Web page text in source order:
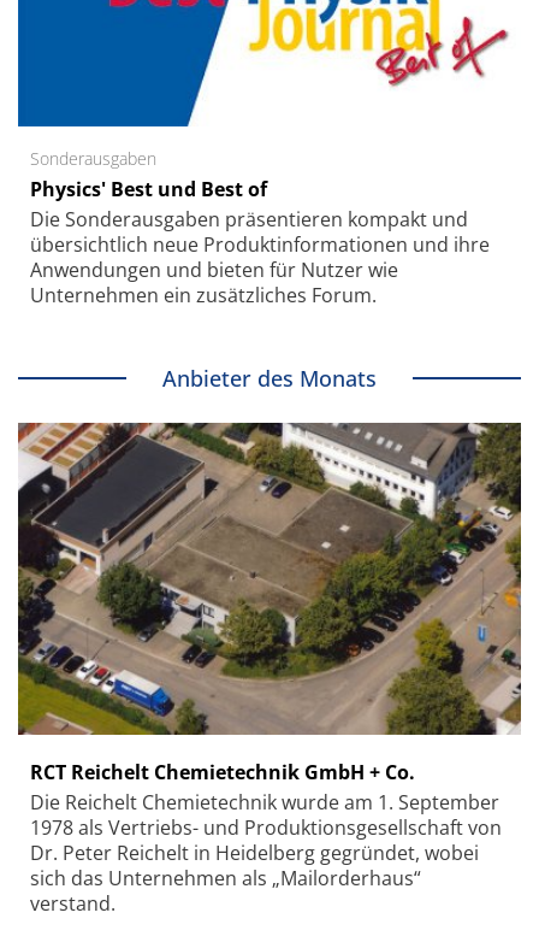
Sonderausgaben
Physics' Best und Best of
Die Sonder­ausgaben präsentieren kompakt und
übersichtlich neue Produkt­informationen und ihre
Anwendungen und bieten für Nutzer wie
Unternehmen ein zusätzliches Forum.
Anbieter des Monats
RCT Reichelt Chemietechnik GmbH + Co.
Die Reichelt Chemietechnik wurde am 1. September
1978 als Vertriebs- und Produktionsgesellschaft von
Dr. Peter Reichelt in Heidelberg gegründet, wobei
sich das Unternehmen als „Mailorderhaus“
verstand.